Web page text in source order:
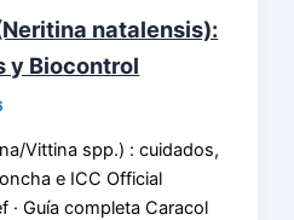
natalensis):
y Biocontrol
Vittina spp.) : cuidados,
e ICC Official
· Guía completa Caracol